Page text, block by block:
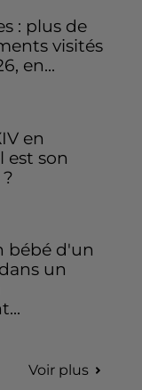
: plus de
visités
en...
en
est son
bébé d'un
un
Voir plus